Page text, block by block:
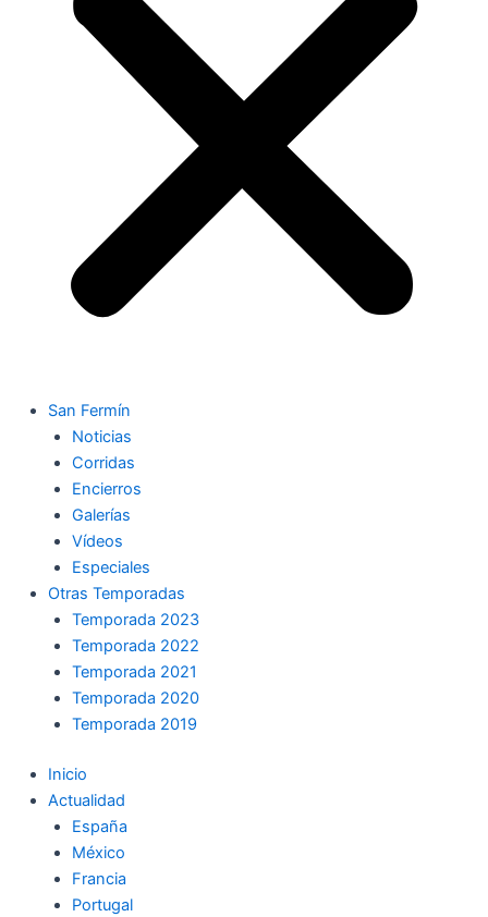
San Fermín
Noticias
Corridas
Encierros
Galerías
Vídeos
Especiales
Otras Temporadas
Temporada 2023
Temporada 2022
Temporada 2021
Temporada 2020
Temporada 2019
Inicio
Actualidad
España
México
Francia
Portugal